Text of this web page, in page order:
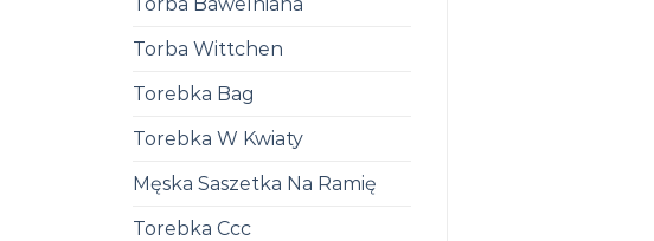
Torba Wittchen
Torebka Bag
Torebka W Kwiaty
Męska Saszetka Na Ramię
Torebka Ccc